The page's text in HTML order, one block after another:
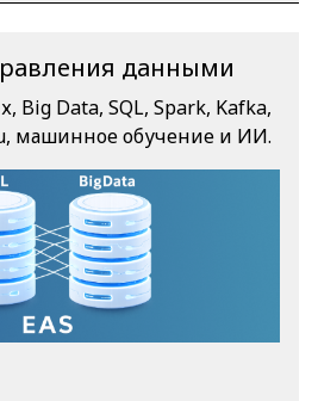
данными
Data, SQL, Spark, Kafka,
Tableau, машинное обучение и ИИ.